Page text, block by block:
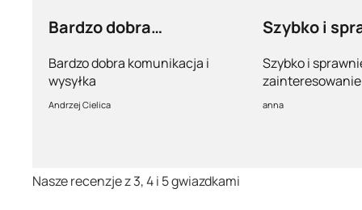
Bardzo dobra
Bardzo dobra komunikacja i
wysyłka
Andrzej Cielica
Szybko i
Szybko i
anna
Nasze recenzje z 3, 4 i 5 gwiazdkami